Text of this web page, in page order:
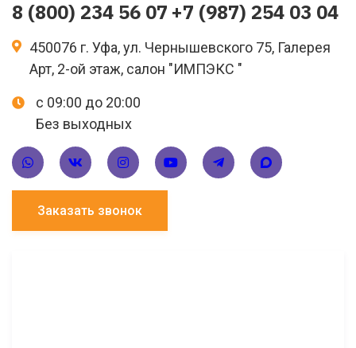
8 (800) 234 56 07 +7 (987) 254 03 04
450076 г. Уфа, ул. Чернышевского 75, Галерея
Арт, 2-ой этаж, салон "ИМПЭКС "
с 09:00 до 20:00
Без выходных
Заказать звонок